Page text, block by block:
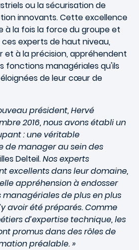
ou la sécurisation de
innovants. Cette excellence
à la fois la force du groupe et
experts de haut niveau,
et à la précision, appréhendent
fonctions managériales qu'ils
de leur cœur de
président, Hervé
2016, nous avons établi un
: une véritable
de manager au sein des
Delteil.Nos experts
excellents dans leur domaine,
appréhension à endosser
de plus en plus
avoir été préparés. Comme
d’expertise technique, les
promus dans des rôles de
préalable. »